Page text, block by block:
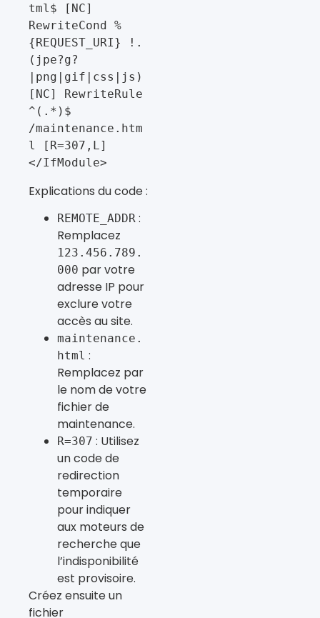
tml$ [NC]
RewriteCond %
{REQUEST_URI} !.
(jpe?g?
|png|gif|css|js)
[NC] RewriteRule
^(.*)$
/maintenance.htm
l [R=307,L]
</IfModule>
Explications du code :
REMOTE_ADDR :
Remplacez
123.456.789.
000 par votre
adresse IP pour
exclure votre
accès au site.
maintenance.
html :
Remplacez par
le nom de votre
fichier de
maintenance.
R=307 : Utilisez
un code de
redirection
temporaire
pour indiquer
aux moteurs de
recherche que
l’indisponibilité
est provisoire.
Créez ensuite un
fichier